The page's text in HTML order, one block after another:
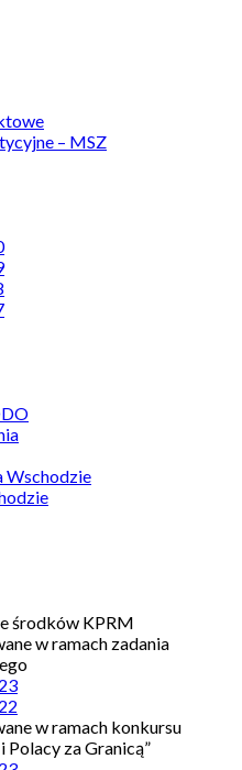
– MSZ
Wschodzie
środków KPRM
w ramach zadania
w ramach konkursu
Polacy za Granicą”